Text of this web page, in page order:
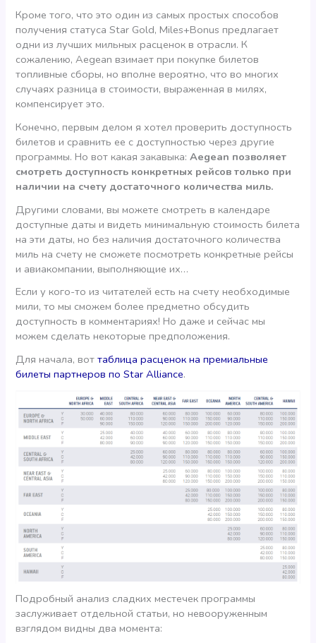
Кроме того, что это один из самых простых способов
получения статуса Star Gold, Miles+Bonus предлагает
одни из лучших мильных расценок в отрасли. К
сожалению, Aegean взимает при покупке билетов
топливные сборы, но вполне вероятно, что во многих
случаях разница в стоимости, выраженная в милях,
компенсирует это.
Конечно, первым делом я хотел проверить доступность
билетов и сравнить ее с доступностью через другие
программы. Но вот какая закавыка:Aegean позволяет
смотреть доступность конкретных рейсов только при
наличии на счету достаточного количества миль.
Другими словами, вы можете смотреть в календаре
доступные даты и видеть минимальную стоимость билета
на эти даты, но без наличия достаточного количества
миль на счету не сможете посмотреть конкретные рейсы
и авиакомпании, выполняющие их…
Если у кого-то из читателей есть на счету необходимые
мили, то мы сможем более предметно обсудить
доступность в комментариях! Но даже и сейчас мы
можем сделать некоторые предположения.
Для начала, воттаблица расценок на премиальные
билеты партнеров по Star Alliance.
Подробный анализ сладких местечек программы
заслуживает отдельной статьи, но невооруженным
взглядом видны два момента: